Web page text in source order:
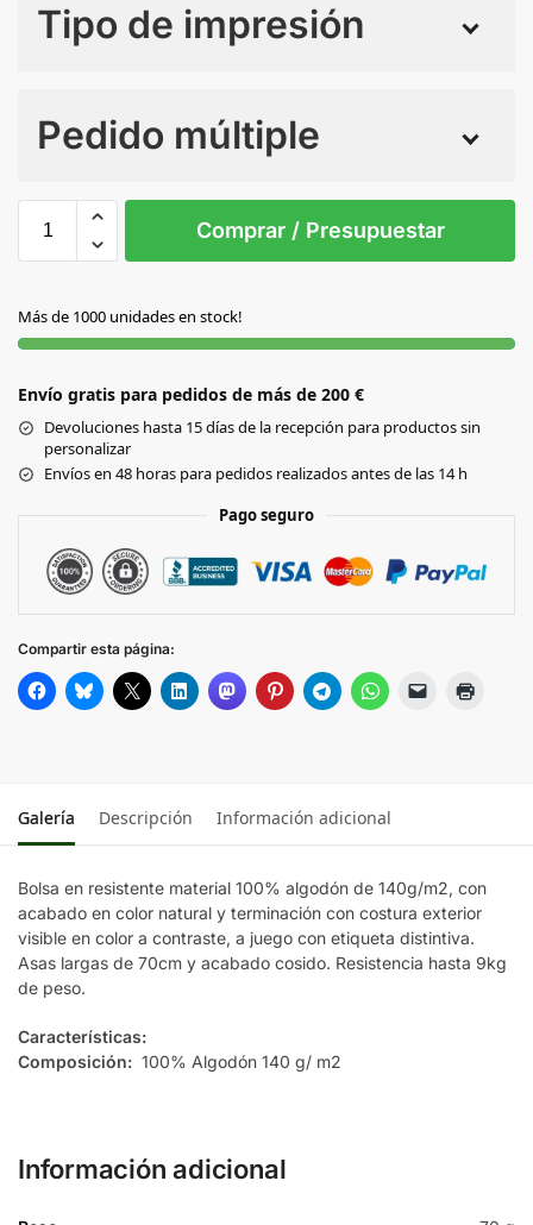
Tipo de impresión
Pedido múltiple
S/T
Comprar / Presupuestar
Más de 1000 unidades en stock!
Envío gratis para pedidos de más de 200 €
Devoluciones hasta 15 días de la recepción para productos sin
personalizar
Envíos en 48 horas para pedidos realizados antes de las 14 h
Pago seguro
Compartir esta página:
Galería Descripción Información adicional
Bolsa en resistente material 100% algodón de 140g/m2, con
acabado en color natural y terminación con costura exterior
visible en color a contraste, a juego con etiqueta distintiva.
Asas largas de 70cm y acabado cosido. Resistencia hasta 9kg
de peso.
Características:
Composición: 100% Algodón 140 g/ m2
Información adicional